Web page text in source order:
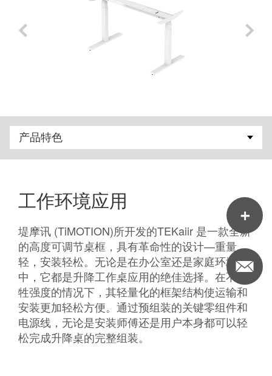
工作环境应用
堤摩讯 (TiMOTION)所开发的TEKaiir 是一款全新
的高度可调节桌框，具有革命性的设计—重量
轻，安装轻松。无论是在办公室还是家庭环境
中，它都是升降工作桌应用的绝佳选择。在不牺
牲强度的情况下，其轻量化的框架结构使运输和
安装更加轻松方便。通过预组装的关键零组件和
电源线，无论是安装师傅还是用户本身都可以轻
松完成升降桌的完整组装。